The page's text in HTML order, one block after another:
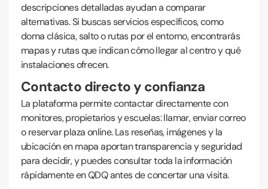
descripciones detalladas ayudan a comparar
alternativas. Si buscas servicios específicos, como
doma clásica, salto o rutas por el entorno, encontrarás
mapas y rutas que indican cómo llegar al centro y qué
instalaciones ofrecen.
Contacto directo y confianza
La plataforma permite contactar directamente con
monitores, propietarios y escuelas: llamar, enviar correo
o reservar plaza online. Las reseñas, imágenes y la
ubicación en mapa aportan transparencia y seguridad
para decidir, y puedes consultar toda la información
rápidamente en QDQ antes de concertar una visita.